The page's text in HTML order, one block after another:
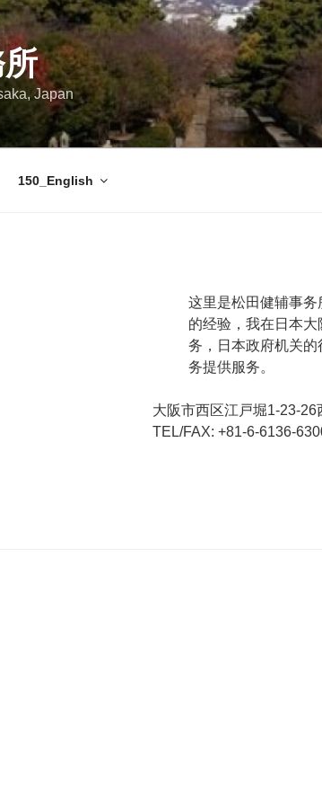
Japan
150_English
这里是松田健辅事
的经验，我在日本
务，日本政府机关
务提供服务。
大阪市西区江戸堀1-23-
TEL/FAX: +81-6-6136-